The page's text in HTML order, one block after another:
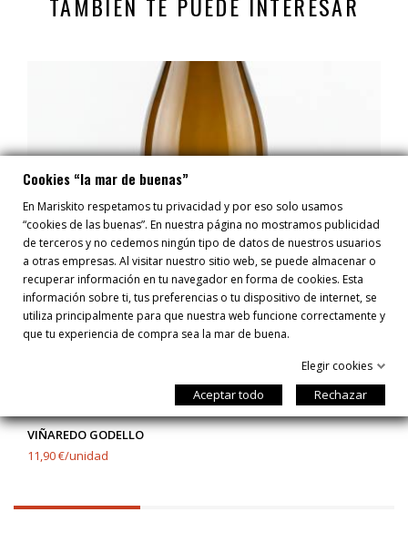
VIÑAREDO GODELLO
11,90 €/unidad
33.33333333333333%
Cookies “la mar de buenas”
En Mariskito respetamos tu privacidad y por eso solo usamos
“cookies de las buenas”. En nuestra página no mostramos publicidad
de terceros y no cedemos ningún tipo de datos de nuestros usuarios
a otras empresas. Al visitar nuestro sitio web, se puede almacenar o
recuperar información en tu navegador en forma de cookies. Esta
información sobre ti, tus preferencias o tu dispositivo de internet, se
utiliza principalmente para que nuestra web funcione correctamente y
que tu experiencia de compra sea la mar de buena.
Elegir cookies
Aceptar todo Rechazar